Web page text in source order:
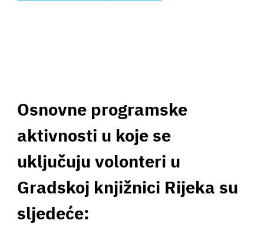
Osnovne programske
aktivnosti u koje se
uključuju volonteri u
Gradskoj knjižnici Rijeka su
sljedeće: